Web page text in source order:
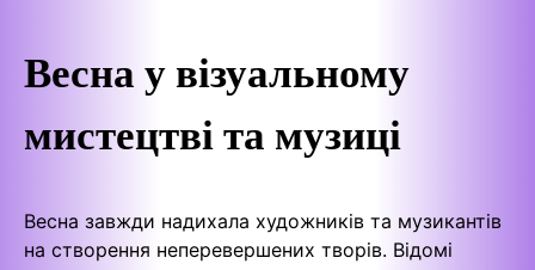
Весна у візуальному
мистецтві та музиці
Весна завжди надихала художників та музикантів
на створення неперевершених творів. Відомі